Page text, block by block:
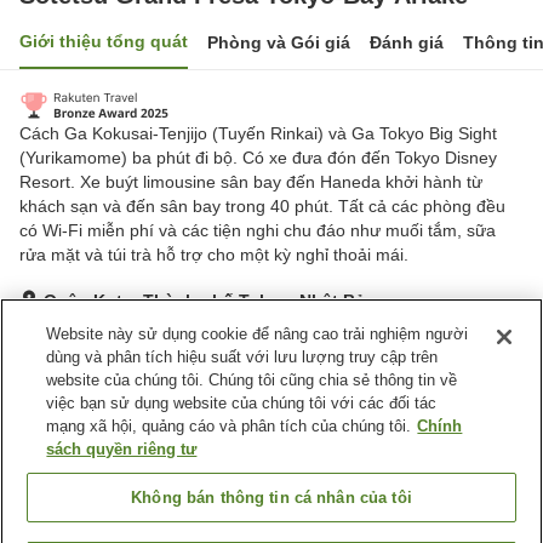
Giới thiệu tổng quát Phòng và Gói giá Đánh giá Thông
Cách Ga Kokusai-Tenjijo (Tuyến Rinkai) và Ga Tokyo Big Sight
(Yurikamome) ba phút đi bộ. Có xe đưa đón đến Tokyo Disney
Resort. Xe buýt limousine sân bay đến Haneda khởi hành từ
khách sạn và đến sân bay trong 40 phút. Tất cả các phòng đều
có Wi-Fi miễn phí và các tiện nghi chu đáo như muối tắm, sữa
rửa mặt và túi trà hỗ trợ cho một kỳ nghỉ thoải mái.
Quận Koto, Thành phố Tokyo, Nhật Bản
Hiển thị trên bản đồ
Rất tốt Đánh giá:1,852lượt
Tiện nghi chỗ nghỉ
Bãi đỗ xe
Nhà hàng
Cafe
Website này sử dụng cookie để nâng cao trải nghiệm người
dùng và phân tích hiệu suất với lưu lượng truy cập trên
website của chúng tôi. Chúng tôi cũng chia sẻ thông tin về
việc bạn sử dụng website của chúng tôi với các đối tác
mạng xã hội, quảng cáo và phân tích của chúng tôi. Chính
sách quyền riêng tư
Không bán thông tin cá nhân của tôi